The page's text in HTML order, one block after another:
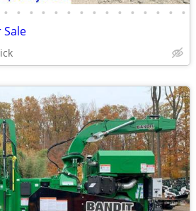
• • • • • • • • • • • • • • •
Sale